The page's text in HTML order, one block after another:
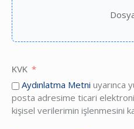
KVK
Aydınlatma Metni uyarınca
posta adresime ticari
kişisel verilerimin işlenmesini